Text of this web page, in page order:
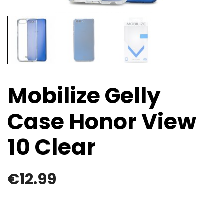
Mobilize Gelly
Case Honor View
10 Clear
€12.99